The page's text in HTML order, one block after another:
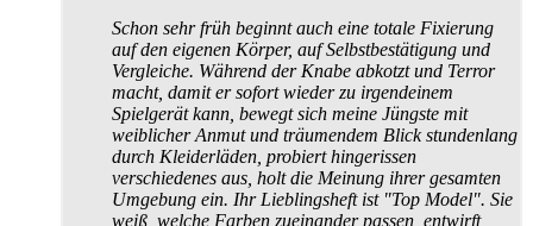
Schon sehr früh beginnt auch eine totale Fixierung
auf den eigenen Körper, auf Selbst­bestätigung und
Vergleiche. Während der Knabe abkotzt und Terror
macht, damit er sofort wieder zu irgendeinem
Spielgerät kann, bewegt sich meine Jüngste mit
weiblicher Anmut und träumendem Blick stundenlang
durch Kleider­läden, probiert hingerissen
verschiedenes aus, holt die Meinung ihrer gesamten
Umgebung ein. Ihr Lieblings­heft ist "Top Model". Sie
weiß, welche Farben zueinander passen, entwirft